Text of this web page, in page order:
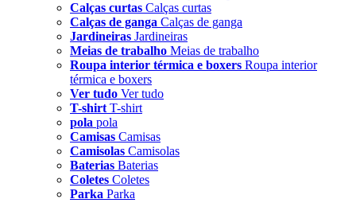
Calças curtas Calças curtas
Calças de ganga Calças de ganga
Jardineiras Jardineiras
Meias de trabalho Meias de trabalho
Roupa interior térmica e boxers Roupa interior
térmica e boxers
Ver tudo Ver tudo
T-shirt T-shirt
pola pola
Camisas Camisas
Camisolas Camisolas
Baterias Baterias
Coletes Coletes
Parka Parka